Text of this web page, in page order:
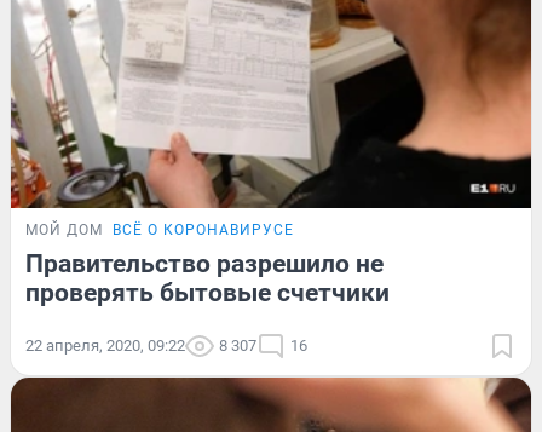
МОЙ ДОМ ВСЁ О КОРОНАВИРУСЕ
Правительство разрешило не
проверять бытовые счетчики
22 апреля, 2020, 09:22 8 307 16